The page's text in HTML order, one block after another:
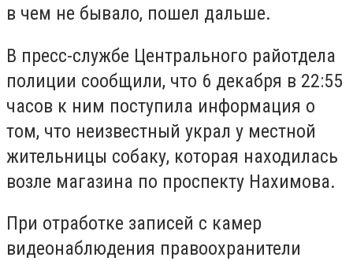
в чем не бывало, пошел дальше.
В пресс-службе Центрального райотдела
полиции сообщили, что 6 декабря в 22:55
часов к ним поступила информация о
том, что неизвестный украл у местной
жительницы собаку, которая находилась
возле магазина по проспекту Нахимова.
При отработке записей с камер
видеонаблюдения правоохранители